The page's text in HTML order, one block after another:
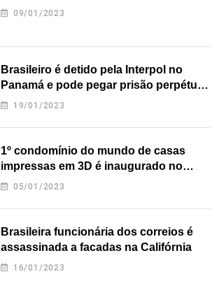
09/01/2023
Brasileiro é detido pela Interpol no
Panamá e pode pegar prisão perpétua
nos EUA
19/01/2023
1º condomínio do mundo de casas
impressas em 3D é inaugurado no
Texas
05/01/2023
Brasileira funcionária dos correios é
assassinada a facadas na Califórnia
16/01/2023